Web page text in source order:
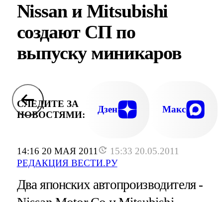
14:16 20 МАЯ 2011
15:33 20.05.2011
РЕДАКЦИЯ ВЕСТИ.РУ
Nissan и Mitsubishi
создают СП по
выпуску миникаров
СЛЕДИТЕ ЗА
НОВОСТЯМИ:
Дзен Макс
Два японских автопроизводителя -